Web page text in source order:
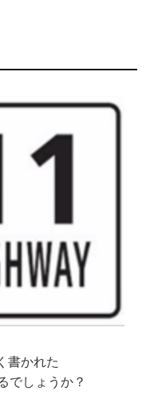
書かれた
でしょうか？